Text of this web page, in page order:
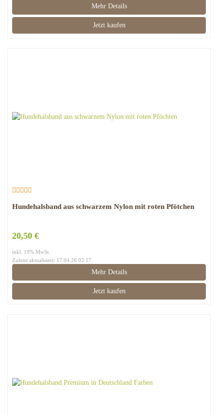
Mehr Details
Jetzt kaufen
Hundehalsband aus schwarzem Nylon mit roten Pfötchen
20,50 €
inkl. 19% MwSt.
Zuletzt aktualisiert: 17.04.26 02:17
Mehr Details
Jetzt kaufen